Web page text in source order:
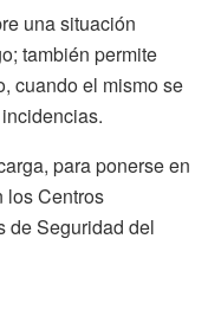
una situación
también permite
cuando el mismo se
para ponerse en
los Centros
de Seguridad del